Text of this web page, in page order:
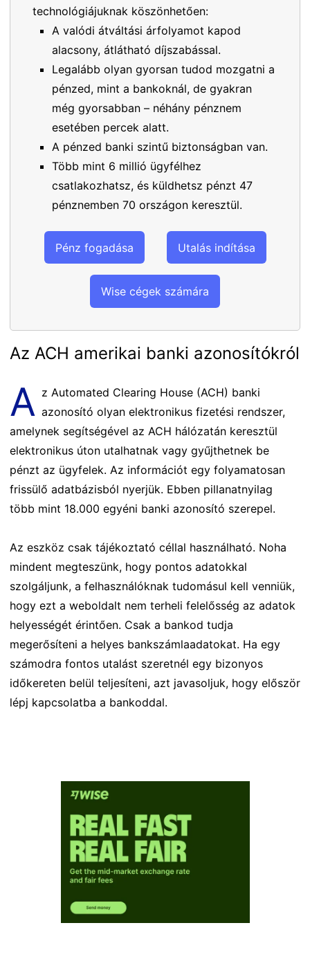
technológiájuknak köszönhetően:
A valódi átváltási árfolyamot kapod
alacsony, átlátható díjszabással.
Legalább olyan gyorsan tudod mozgatni a
pénzed, mint a bankoknál, de gyakran
még gyorsabban – néhány pénznem
esetében percek alatt.
A pénzed banki szintű biztonságban van.
Több mint 6 millió ügyfélhez
csatlakozhatsz, és küldhetsz pénzt 47
pénznemben 70 országon keresztül.
Pénz fogadása Utalás indítása
Wise cégek számára
Az ACH amerikai banki azonosítókról
A z Automated Clearing House (ACH) banki
azonosító olyan elektronikus fizetési rendszer,
amelynek segítségével az ACH hálózatán keresztül
elektronikus úton utalhatnak vagy gyűjthetnek be
pénzt az ügyfelek. Az információt egy folyamatosan
frissülő adatbázisból nyerjük. Ebben pillanatnyilag
több mint 18.000 egyéni banki azonosító szerepel.
Az eszköz csak tájékoztató céllal használható. Noha
mindent megteszünk, hogy pontos adatokkal
szolgáljunk, a felhasználóknak tudomásul kell venniük,
hogy ezt a weboldalt nem terheli felelősség az adatok
helyességét érintően. Csak a bankod tudja
megerősíteni a helyes bankszámlaadatokat. Ha egy
számodra fontos utalást szeretnél egy bizonyos
időkereten belül teljesíteni, azt javasoljuk, hogy először
lépj kapcsolatba a bankoddal.